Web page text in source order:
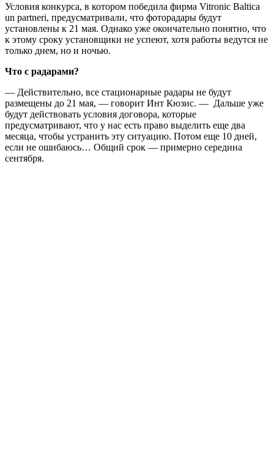
Условия конкурса, в котором победила фирма Vitronic Baltica
un partneri, предусматривали, что фоторадары будут
установлены к 21 мая. Однако уже окончательно понятно, что
к этому сроку установщики не успеют, хотя работы ведутся не
только днем, но и ночью.
Что с радарами?
— Действительно, все стационарные радары не будут
размещены до 21 мая, — говорит Инт Кюзис. — Дальше уже
будут действовать условия договора, которые
предусматривают, что у нас есть право выделить еще два
месяца, чтобы устранить эту ситуацию. Потом еще 10 дней,
если не ошибаюсь… Общий срок — примерно середина
сентября.